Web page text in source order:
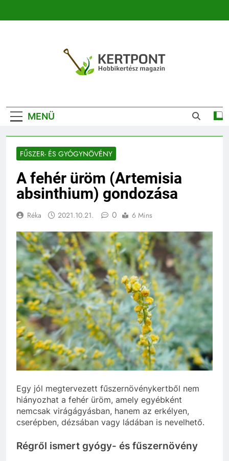
Kertészeti
Magazin |
Növénykereső És
Növényhatározó
MENÜ
FŰSZER- ÉS GYÓGYNÖVÉNY
A fehér üröm (Artemisia
absinthium) gondozása
Réka 2021.10.21. 0 6 Mins
Egy jól megtervezett fűszernövénykertből nem
hiányozhat a fehér üröm, amely egyébként
nemcsak virágágyásban, hanem az erkélyen,
cserépben, dézsában vagy ládában is nevelhető.
Régről ismert gyógy- és fűszernövény